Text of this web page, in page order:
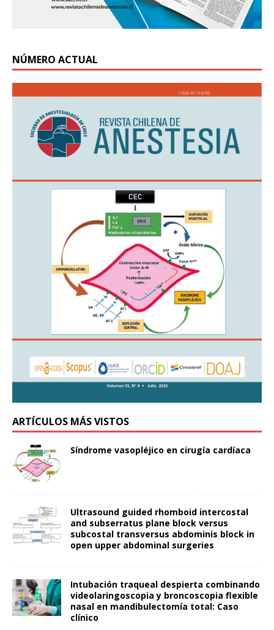
NÚMERO ACTUAL
ARTÍCULOS MÁS VISTOS
Síndrome vasopléjico en cirugía cardíaca
Ultrasound guided rhomboid intercostal
and subserratus plane block versus
subcostal transversus abdominis block in
open upper abdominal surgeries
Intubación traqueal despierta combinando
videolaringoscopia y broncoscopia flexible
nasal en mandibulectomía total: Caso
clínico